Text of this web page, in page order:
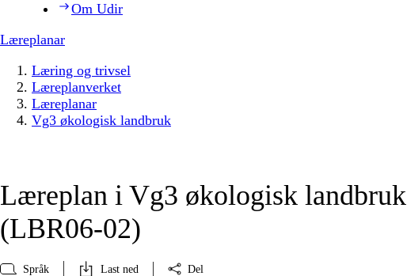
Om Udir
Læreplanar
Læring og trivsel
Læreplanverket
Læreplanar
Vg3 økologisk landbruk
Læreplan i Vg3 økologisk landbruk
(LBR06‑02)
Språk Last ned Del